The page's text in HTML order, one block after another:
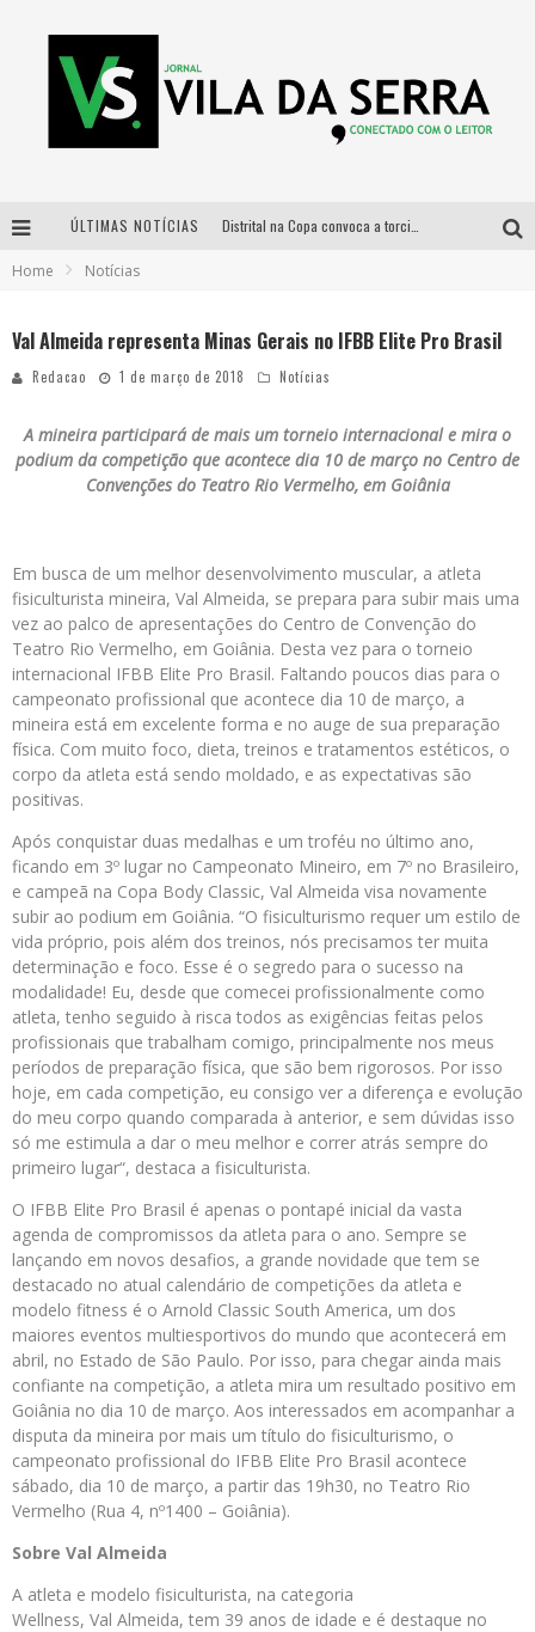
ÚLTIMAS NOTÍCIAS
Home Notícias
Val Almeida representa Minas Gerais no IFBB Elite Pro Brasil
Redacao 1 de março de 2018 Notícias
A mineira participará de mais um torneio internacional e mira o
podium da competição que acontece dia 10 de março no Centro de
Convenções do Teatro Rio Vermelho, em Goiânia
Em busca de um melhor desenvolvimento muscular, a atleta
fisiculturista mineira, Val Almeida, se prepara para subir mais uma
vez ao palco de apresentações do Centro de Convenção do
Teatro Rio Vermelho, em Goiânia. Desta vez para o torneio
internacional IFBB Elite Pro Brasil. Faltando poucos dias para o
campeonato profissional que acontece dia 10 de março, a
mineira está em excelente forma e no auge de sua preparação
física. Com muito foco, dieta, treinos e tratamentos estéticos, o
corpo da atleta está sendo moldado, e as expectativas são
positivas.
Após conquistar duas medalhas e um troféu no último ano,
ficando em 3º lugar no Campeonato Mineiro, em 7º no Brasileiro,
e campeã na Copa Body Classic, Val Almeida visa novamente
subir ao podium em Goiânia. “O fisiculturismo requer um estilo de
vida próprio, pois além dos treinos, nós precisamos ter muita
determinação e foco. Esse é o segredo para o sucesso na
modalidade! Eu, desde que comecei profissionalmente como
atleta, tenho seguido à risca todos as exigências feitas pelos
profissionais que trabalham comigo, principalmente nos meus
períodos de preparação física, que são bem rigorosos. Por isso
hoje, em cada competição, eu consigo ver a diferença e evolução
do meu corpo quando comparada à anterior, e sem dúvidas isso
só me estimula a dar o meu melhor e correr atrás sempre do
primeiro lugar“, destaca a fisiculturista.
O IFBB Elite Pro Brasil é apenas o pontapé inicial da vasta
agenda de compromissos da atleta para o ano. Sempre se
lançando em novos desafios, a grande novidade que tem se
destacado no atual calendário de competições da atleta e
modelo fitness é o Arnold Classic South America, um dos
maiores eventos multiesportivos do mundo que acontecerá em
abril, no Estado de São Paulo. Por isso, para chegar ainda mais
confiante na competição, a atleta mira um resultado positivo em
Goiânia no dia 10 de março. Aos interessados em acompanhar a
disputa da mineira por mais um título do fisiculturismo, o
campeonato profissional do IFBB Elite Pro Brasil acontece
sábado, dia 10 de março, a partir das 19h30, no Teatro Rio
Vermelho (Rua 4, nº1400 – Goiânia).
Sobre Val Almeida
A atleta e modelo fisiculturista, na categoria
Wellness, Val Almeida, tem 39 anos de idade e é destaque no